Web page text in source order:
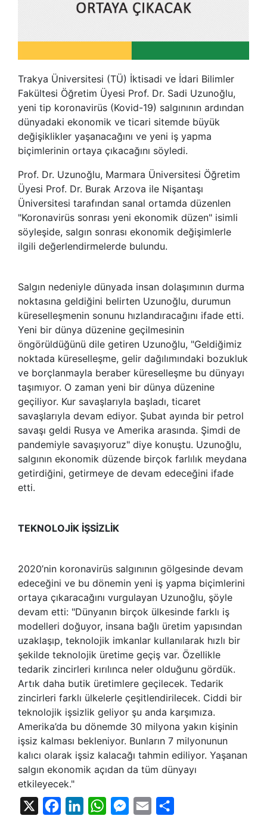
Trakya Üniversitesi (TÜ) İktisadi ve İdari Bilimler
Fakültesi Öğretim Üyesi Prof. Dr. Sadi Uzunoğlu,
yeni tip koronavirüs (Kovid-19) salgınının ardından
dünyadaki ekonomik ve ticari sitemde büyük
değişiklikler yaşanacağını ve yeni iş yapma
biçimlerinin ortaya çıkacağını söyledi.
Prof. Dr. Uzunoğlu, Marmara Üniversitesi Öğretim
Üyesi Prof. Dr. Burak Arzova ile Nişantaşı
Üniversitesi tarafından sanal ortamda düzenlen
"Koronavirüs sonrası yeni ekonomik düzen" isimli
söyleşide, salgın sonrası ekonomik değişimlerle
ilgili değerlendirmelerde bulundu.
Salgın nedeniyle dünyada insan dolaşımının durma
noktasına geldiğini belirten Uzunoğlu, durumun
küreselleşmenin sonunu hızlandıracağını ifade etti.
Yeni bir dünya düzenine geçilmesinin
öngörüldüğünü dile getiren Uzunoğlu, "Geldiğimiz
noktada küreselleşme, gelir dağılımındaki bozukluk
ve borçlanmayla beraber küreselleşme bu dünyayı
taşımıyor. O zaman yeni bir dünya düzenine
geçiliyor. Kur savaşlarıyla başladı, ticaret
savaşlarıyla devam ediyor. Şubat ayında bir petrol
savaşı geldi Rusya ve Amerika arasında. Şimdi de
pandemiyle savaşıyoruz" diye konuştu. Uzunoğlu,
salgının ekonomik düzende birçok farlılık meydana
getirdiğini, getirmeye de devam edeceğini ifade
etti.
TEKNOLOJİK İŞSİZLİK
2020’nin koronavirüs salgınının gölgesinde devam
edeceğini ve bu dönemin yeni iş yapma biçimlerini
ortaya çıkaracağını vurgulayan Uzunoğlu, şöyle
devam etti: "Dünyanın birçok ülkesinde farklı iş
modelleri doğuyor, insana bağlı üretim yapısından
uzaklaşıp, teknolojik imkanlar kullanılarak hızlı bir
şekilde teknolojik üretime geçiş var. Özellikle
tedarik zincirleri kırılınca neler olduğunu gördük.
Artık daha butik üretimlere geçilecek. Tedarik
zincirleri farklı ülkelerle çeşitlendirilecek. Ciddi bir
teknolojik işsizlik geliyor şu anda karşımıza.
Amerika’da bu dönemde 30 milyona yakın kişinin
işsiz kalması bekleniyor. Bunların 7 milyonunun
kalıcı olarak işsiz kalacağı tahmin ediliyor. Yaşanan
salgın ekonomik açıdan da tüm dünyayı
etkileyecek."
FacebookLinkedInWhatsAppMessenger
Email